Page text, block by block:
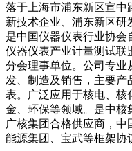
落于上海市浦东新区宣中
新技术企业、浦东新区研
是中国仪器仪表行业协
仪器仪表产业计量测试联
分会理事单位。公司专业
发、制造及销售，主要产
表。广泛应用于核电、核
金、环保等领域。是中核
广核集团合格供应商，
能源集团、宝武等框架协